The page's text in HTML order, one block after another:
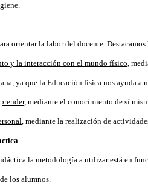
orientar la labor del docente.
y la interacción con el mundo físico,
, ya que la Educación física nos ayuda a
, mediante el conocimiento de sí
, mediante la realización de
la metodología a utilizar está en
los alumnos.